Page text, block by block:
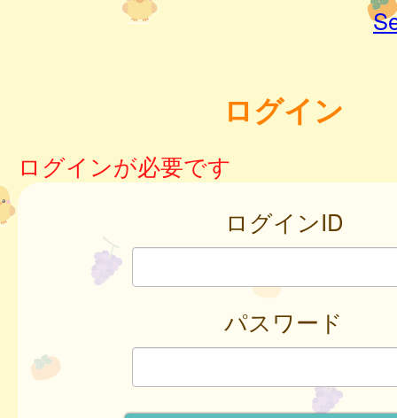
ログイン
ログインが必要です
ログインID
パスワード